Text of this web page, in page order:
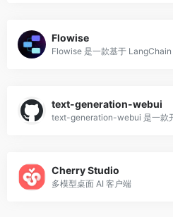
Flowise
text-generation-webui
Cherry Studio
多模型桌面 AI 客户端